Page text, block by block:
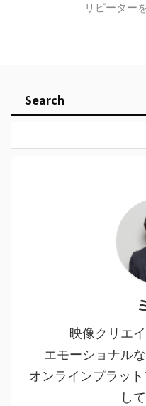
リピーター
Search
映像クリエ
エモーショナル
オンラインプラッ
し